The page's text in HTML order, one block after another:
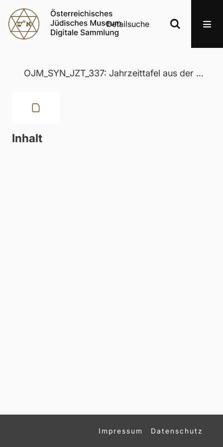
Detailsuche
OJM_SYN_JZT_337: Jahrzeittafel aus der Wertheimer Synagoge in Eisenstadt
Inhalt
Impressum Datenschutz